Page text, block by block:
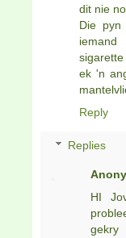
dit nie
Die
ek 'n
Reply
Replies
HI